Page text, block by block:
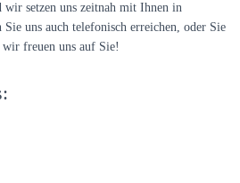
wir setzen uns zeitnah mit Ihnen in
uns auch telefonisch erreichen, oder Sie
freuen uns auf Sie!